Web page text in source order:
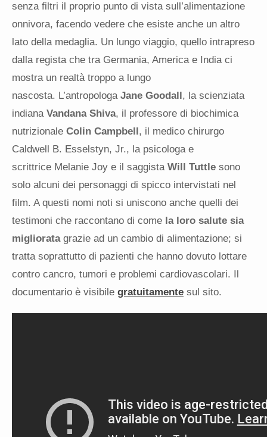
senza filtri il proprio punto di vista sull’alimentazione
onnivora, facendo vedere che esiste anche un altro
lato della medaglia. Un lungo viaggio, quello intrapreso
dalla regista che tra Germania, America e India ci
mostra un realtà troppo a lungo
nascosta. L’antropologa Jane Goodall , la scienziata
indiana Vandana Shiva, il professore di biochimica
nutrizionale Colin Campbell , il medico chirurgo
Caldwell B. Esselstyn, Jr., la psicologa e
scrittrice Melanie Joy e il saggista Will Tuttle sono
solo alcuni dei personaggi di spicco intervistati nel
film. A questi nomi noti si uniscono anche quelli dei
testimoni che raccontano di come la loro salute sia
miglioratagrazie ad un cambio di alimentazione; si
tratta soprattutto di pazienti che hanno dovuto lottare
contro cancro, tumori e problemi cardiovascolari. Il
documentario è visibile gratuitamente sul sito.